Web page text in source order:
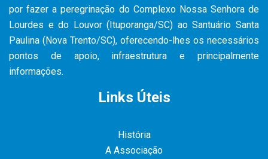
por fazer a peregrinação do Complexo Nossa Senhora de
Lourdes e do Louvor (Ituporanga/SC) ao Santuário Santa
Paulina (Nova Trento/SC), oferecendo-lhes os necessários
pontos de apoio, infraestrutura e principalmente
informações.
Links Úteis
História
A Associação